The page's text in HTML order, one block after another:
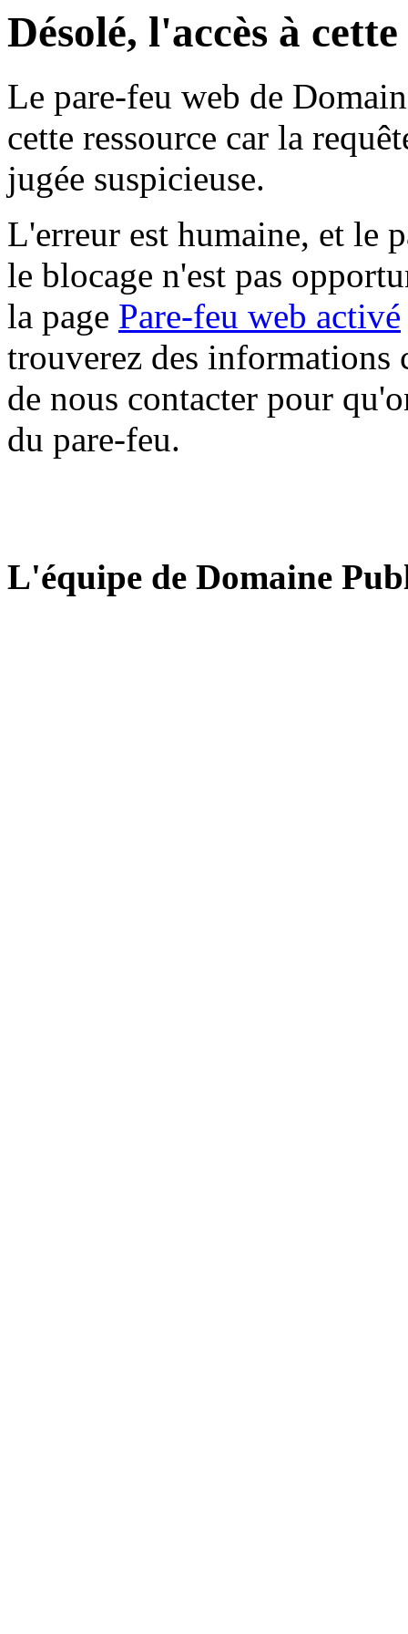
Désolé, l'accès à
Le pare-feu web de
cette ressource car la
jugée suspicieuse.
L'erreur est humaine, et le
le blocage n'est pas
la page Pare-feu web activé
trouverez des informations
de nous contacter pour
du pare-feu.
L'équipe de Domaine